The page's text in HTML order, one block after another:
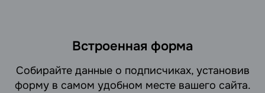
Встроенная форма
Cобирайте данные о подписчиках, установив
форму в самом удобном месте вашего сайта.